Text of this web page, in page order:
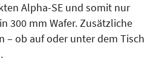
Alpha-SE und somit nur
300 mm Wafer. Zusätzliche
– ob auf oder unter dem Tisch